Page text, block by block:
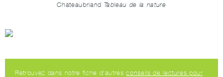
Chateaubriand Tableau de la nature
Retrouvez dans notre fiche d'autresconseils de lectures pour